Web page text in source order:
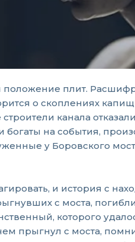
плит.
о скоплениях
канала
на события,
у Боровского
и история с
с моста,
которого
прыгнул с моста,